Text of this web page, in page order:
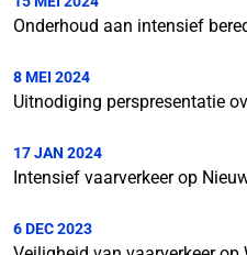
Onderhoud aan intensief
8 MEI 2024
Uitnodiging perspresentatie
17 JAN 2024
Intensief vaarverkeer op
6 DEC 2023